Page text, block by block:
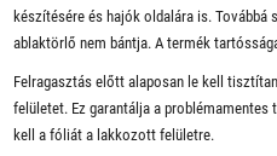
készítésére és hajók oldalára is.
ablaktörlő nem bántja. A termék
Felragasztás előtt alaposan le kell
felületet. Ez garantálja a
kell a fóliát a lakkozott felületre.